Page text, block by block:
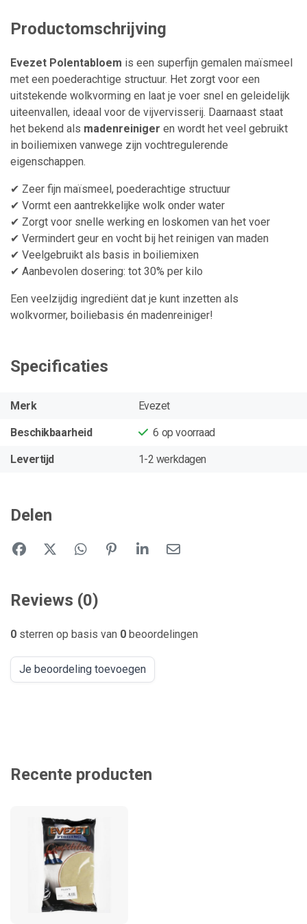
Productomschrijving
Evezet Polentabloem is een superfijn gemalen maïsmeel
met een poederachtige structuur. Het zorgt voor een
uitstekende wolkvorming en laat je voer snel en geleidelijk
uiteenvallen, ideaal voor de vijvervisserij. Daarnaast staat
het bekend als madenreiniger en wordt het veel gebruikt
in boiliemixen vanwege zijn vochtregulerende
eigenschappen.
✔ Zeer fijn maïsmeel, poederachtige structuur
✔ Vormt een aantrekkelijke wolk onder water
✔ Zorgt voor snelle werking en loskomen van het voer
✔ Vermindert geur en vocht bij het reinigen van maden
✔ Veelgebruikt als basis in boiliemixen
✔ Aanbevolen dosering: tot 30% per kilo
Een veelzijdig ingrediënt dat je kunt inzetten als
wolkvormer, boiliebasis én madenreiniger!
Specificaties
Merk Evezet
Beschikbaarheid 6 op voorraad
Levertijd 1-2 werkdagen
Delen
Reviews (0)
0 sterren op basis van 0 beoordelingen
Je beoordeling toevoegen
Recente producten